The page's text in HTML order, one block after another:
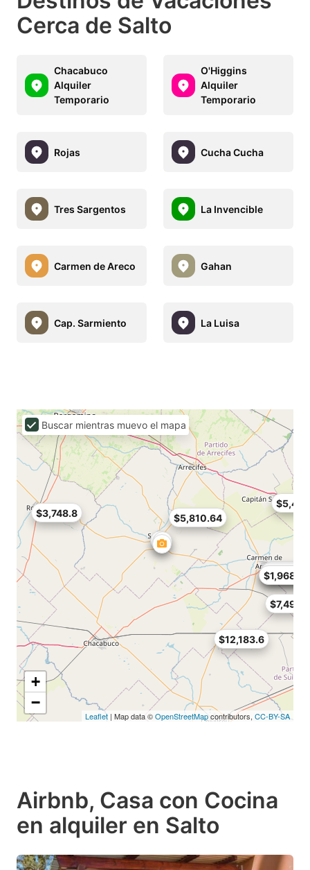
Cerca de Salto
Chacabuco
Alquiler
Temporario
O'Higgins
Alquiler
Temporario
Rojas Cucha Cucha
Tres Sargentos La Invencible
Carmen de Areco Gahan
Cap. Sarmiento La Luisa
$3,748.8
$7,497.6
$12,183.6
$5,810.64
$1,968.12
+
−
Leaflet | Map data ©OpenStreetMapcontributors, CC-BY-SA
Buscar mientras muevo el mapa
Airbnb, Casa con Cocina
en alquiler en Salto